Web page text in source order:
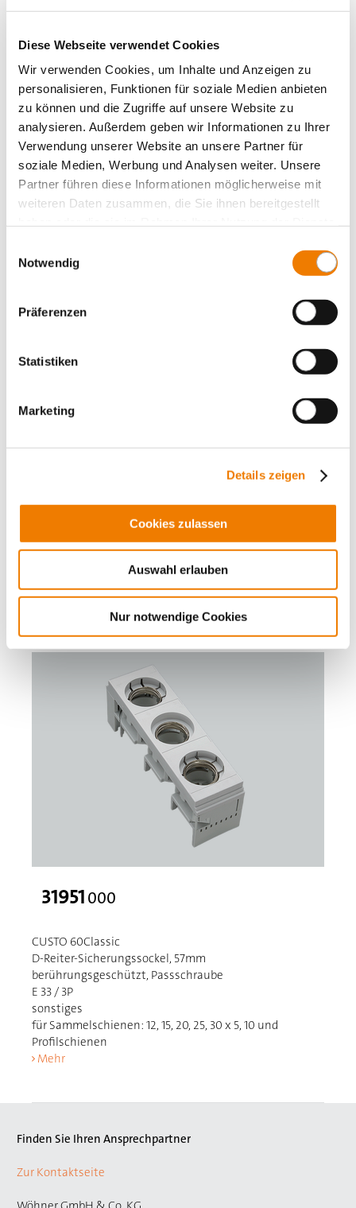
Diese Webseite verwendet Cookies
Wir verwenden Cookies, um Inhalte und Anzeigen zu
personalisieren, Funktionen für soziale Medien anbieten
zu können und die Zugriffe auf unsere Website zu
analysieren. Außerdem geben wir Informationen zu Ihrer
Verwendung unserer Website an unsere Partner für
soziale Medien, Werbung und Analysen weiter. Unsere
Partner führen diese Informationen möglicherweise mit
weiteren Daten zusammen, die Sie ihnen bereitgestellt
Notwendig
Präferenzen
Statistiken
Marketing
Details zeigen
Cookies zulassen
Auswahl erlauben
Nur notwendige Cookies
Zentraleinspeisung
Panel Sicherungshalter
Panel Schaltgeräte
Zubehör
Value Added Services
31442
Passschraube
für Sammelschienen: 12, 15, 20, 25, 30 x 5, 10 und
Mehr
31951000
CUSTO 60Classic
D-Reiter-Sicherungssockel, 57mm
berührungsgeschützt, Passschraube
E 33 / 3P
sonstiges
für Sammelschienen: 12, 15, 20, 25, 30 x 5, 10 und
Profilschienen
Mehr
Finden Sie Ihren Ansprechpartner
Zur Kontaktseite